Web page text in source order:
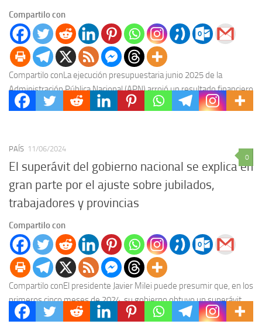
Compartilo con
Compartilo conLa ejecución presupuestaria junio 2025 de la
Administración Pública Nacional (APN) arrojó un resultado financiero
positivo de $0,6 billones y un superávit primario de...
0
PAÍS 11/06/2024
El superávit del gobierno nacional se explica en
gran parte por el ajuste sobre jubilados,
trabajadores y provincias
Compartilo con
Compartilo conEl presidente Javier Milei puede presumir que, en los
primeros cinco meses de 2024, su gobierno obtuvo un superávit
financiero de casi $2,2 billones,...